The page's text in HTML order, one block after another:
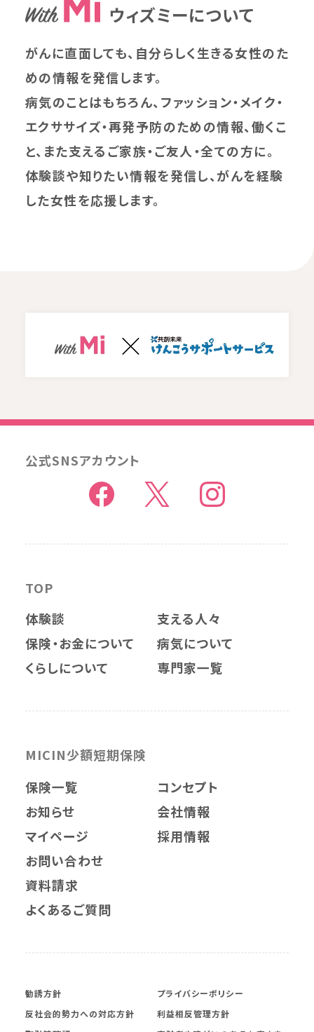
ウィズミーについて
がんに直面しても、自分らしく生きる女性のた
めの情報を発信します。
病気のことはもちろん、ファッション・メイク・
エクササイズ・再発予防のための情報、働くこ
と、また支えるご家族・ご友人・全ての方に。
体験談や知りたい情報を発信し、がんを経験
した女性を応援します。
公式SNSアカウント
TOP
体験談
支える人々
保険・お金について
病気について
くらしについて
専門家一覧
MICIN少額短期保険
保険一覧
お知らせ
マイページ
コンセプト
会社情報
採用情報
お問い合わせ
資料請求
よくあるご質問
勧誘方針
プライバシーポリシー
反社会的勢力への対応方針
利益相反管理方針